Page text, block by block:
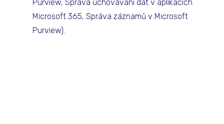
Purview, Správa uchovávání dat v aplikacích
Microsoft 365, Správa záznamů v Microsoft
Purview).